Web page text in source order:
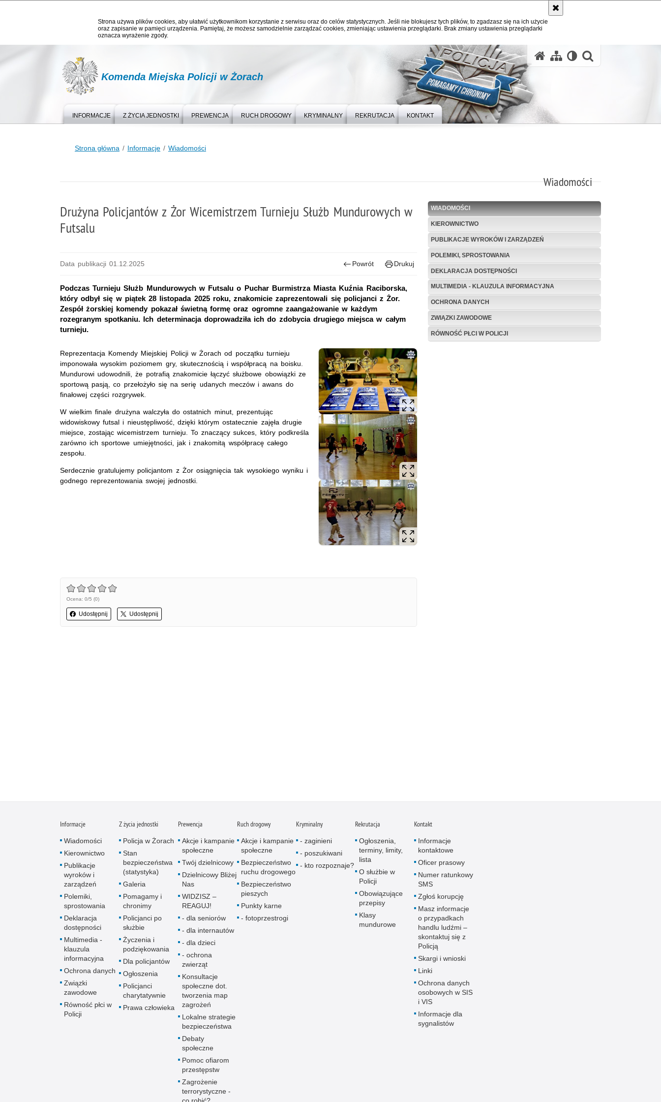
Strona używa plików cookies, aby ułatwić użytkownikom korzystanie z serwisu oraz do celów statystycznych. Jeśli nie blokujesz tych plików, to zgadzasz się na ich użycie
oraz zapisanie w pamięci urządzenia. Pamiętaj, że możesz samodzielnie zarządzać cookies, zmieniając ustawienia przeglądarki. Brak zmiany ustawienia przeglądarki
oznacza wyrażenie zgody.
Komenda Miejska Policji w Żorach
INFORMACJE Z ŻYCIA JEDNOSTKI PREWENCJA RUCH DROGOWY KRYMINALNY REKRUTACJA KONTAKT
Strona główna Informacje Wiadomości
Wiadomości
Drużyna Policjantów z Żor Wicemistrzem Turnieju Służb Mundurowych w
Futsalu
Data publikacji 01.12.2025 Powrót Drukuj
Podczas Turnieju Służb Mundurowych w Futsalu o Puchar Burmistrza Miasta Kuźnia Raciborska,
który odbył się w piątek 28 listopada 2025 roku, znakomicie zaprezentowali się policjanci z Żor.
Zespół żorskiej komendy pokazał świetną formę oraz ogromne zaangażowanie w każdym
rozegranym spotkaniu. Ich determinacja doprowadziła ich do zdobycia drugiego miejsca w całym
turnieju.
Reprezentacja Komendy Miejskiej Policji w Żorach od początku turnieju
imponowała wysokim poziomem gry, skutecznością i współpracą na boisku.
Mundurowi udowodnili, że potrafią znakomicie łączyć służbowe obowiązki ze
sportową pasją, co przełożyło się na serię udanych meczów i awans do
finałowej części rozgrywek.
W wielkim finale drużyna walczyła do ostatnich minut, prezentując
widowiskowy futsal i nieustępliwość, dzięki którym ostatecznie zajęła drugie
miejsce, zostając wicemistrzem turnieju. To znaczący sukces, który podkreśla
zarówno ich sportowe umiejętności, jak i znakomitą współpracę całego
zespołu.
Serdecznie gratulujemy policjantom z Żor osiągnięcia tak wysokiego wyniku i
godnego reprezentowania swojej jednostki.
Ocena: 0/5 (0)
Udostępnij Udostępnij
WIADOMOŚCI
KIEROWNICTWO
PUBLIKACJE WYROKÓW I ZARZĄDZEŃ
POLEMIKI, SPROSTOWANIA
DEKLARACJA DOSTĘPNOŚCI
MULTIMEDIA - KLAUZULA INFORMACYJNA
OCHRONA DANYCH
ZWIĄZKI ZAWODOWE
RÓWNOŚĆ PŁCI W POLICJI
Informacje
Wiadomości
Kierownictwo
Publikacje
wyroków i
zarządzeń
Polemiki,
sprostowania
Deklaracja
dostępności
Multimedia -
klauzula
informacyjna
Ochrona danych
Związki
zawodowe
Równość płci w
Policji
Z życia jednostki
Policja w Żorach
Stan
bezpieczeństwa
(statystyka)
Galeria
Pomagamy i
chronimy
Policjanci po
służbie
Życzenia i
podziękowania
Dla policjantów
Ogłoszenia
Policjanci
charytatywnie
Prawa człowieka
Prewencja
Akcje i kampanie
społeczne
Twój dzielnicowy
Dzielnicowy Bliżej
Nas
WIDZISZ –
REAGUJ!
- dla senio­rów
- dla internautów
- dla dzieci
- ochrona
zwierząt
Konsultacje
społeczne dot.
tworzenia map
zagrożeń
Lokalne strategie
bezpieczeństwa
Debaty
społeczne
Pomoc ofiarom
przestępstw
Zagrożenie
terrorystyczne -
co robić?
Ruch drogowy
Akcje i kampanie
społeczne
Bezpieczeństwo
ruchu drogowego
Bezpieczeństwo
pieszych
Punkty karne
- fotoprzestrogi
Kryminalny
- zaginieni
- poszukiwani
- kto rozpoznaje?
Rekrutacja
Ogłoszenia,
terminy, limity,
lista
O służbie w
Policji
Obowiązujące
przepisy
Klasy
mundurowe
Kontakt
Informacje
kontaktowe
Oficer prasowy
Numer ratunkowy
SMS
Zgłoś korupcję
Masz informacje
o przypadkach
handlu ludźmi –
skontaktuj się z
Policją
Skargi i wnioski
Linki
Ochrona danych
osobowych w SIS
i VIS
Informacje dla
sygnalistów